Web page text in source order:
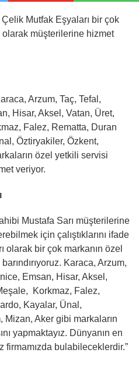
Mutfak Eşyaları bir çok
müşterilerine hizmet
Arzum, Taç, Tefal,
Hisar, Aksel, Vatan, Üret,
Falez, Rematta, Duran
Öztiryakiler, Özkent,
özel yetkili servisi
veriyor.
Mustafa Sarı müşterilerine
için çalıştıklarını ifade
olarak bir çok markanın özel
Karaca, Arzum,
Emsan, Hisar, Aksel,
Korkmaz, Falez,
Kayalar, Ünal,
Mizan, Aker gibi markaların
yapmaktayız. Dünyanın en
firmamızda bulabileceklerdir.”